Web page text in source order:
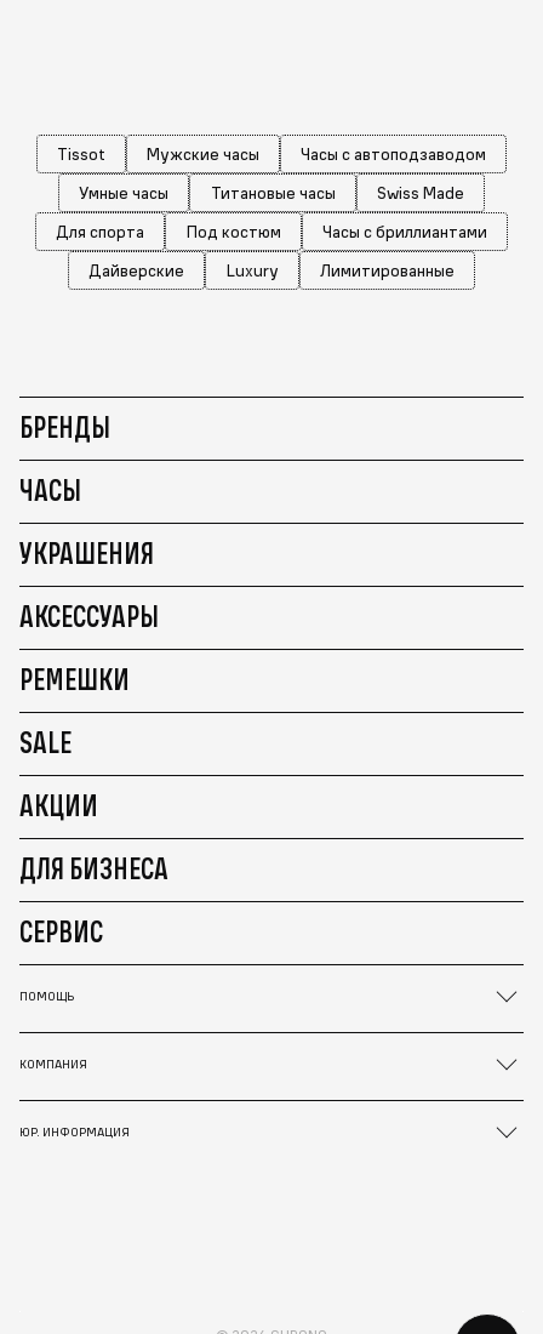
Tissot Мужские часы
Часы с автоподзаводом
Умные часы
Титановые часы
Swiss Made
Для спорта
Под костюм
Часы с бриллиантами
Дайверские
Luxury Лимитированные
БРЕНДЫ
ЧАСЫ
УКРАШЕНИЯ
АКСЕССУАРЫ
РЕМЕШКИ
SALE
АКЦИИ
ДЛЯ БИЗНЕСА
СЕРВИС
ПОМОЩЬ
КОМПАНИЯ
ЮР. ИНФОРМАЦИЯ